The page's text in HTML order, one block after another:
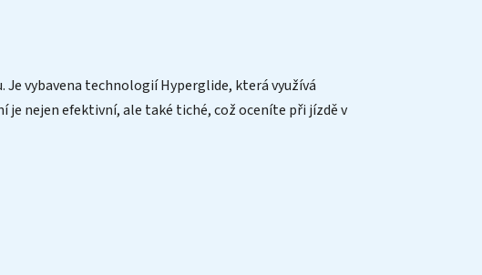
vybavena technologií Hyperglide, která využívá
je nejen efektivní, ale také tiché, což oceníte při jízdě v